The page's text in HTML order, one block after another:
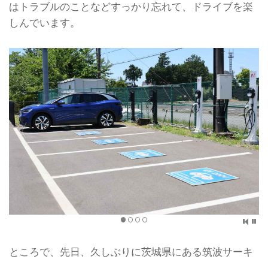
はトラブルのことなどすっかり忘れて、ドライブを楽
しんでいます。
ところで、先日、久しぶりに茨城県にある筑波サーキ